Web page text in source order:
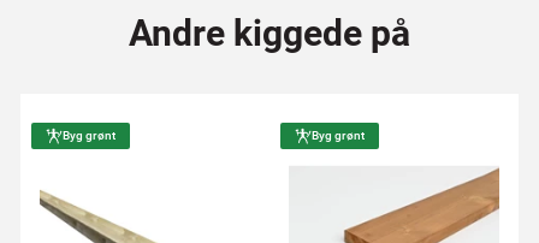
Andre kiggede på
Byg grønt Byg grønt